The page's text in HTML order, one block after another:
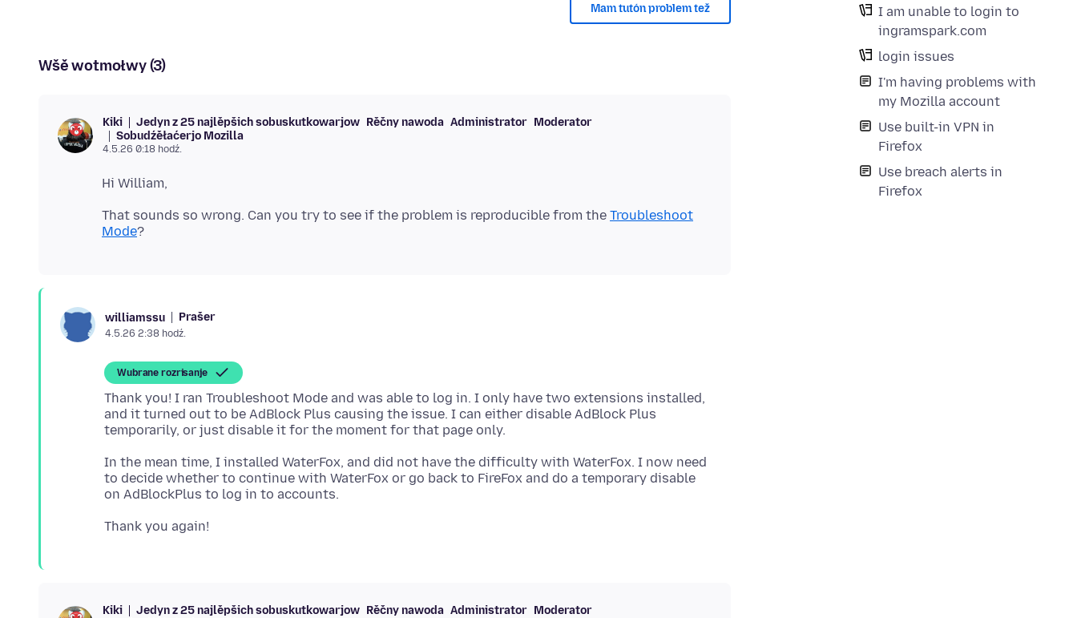
I am unable to login to
ingramspark.com
login issues
I'm having problems with
my Mozilla account
Use built-in VPN in
Firefox
Use breach alerts in
Firefox
Mam tutón problem tež
Wšě wotmołwy (3)
Kiki Jedyn z 25 najlěpšich sobuskutkowarjow Rěčny nawoda Administrator Moderator
Sobudźěłaćerjo Mozilla
4.5.26 0:18 hodź.
That sounds so wrong. Can you try to see if the problem is reproducible from the Troubleshoot
Mode
williamssu Prašer
4.5.26 2:38 hodź.
Wubrane rozrisanje
Thank you! I ran Troubleshoot Mode and was able to log in. I only have two extensions installed,
and it turned out to be AdBlock Plus causing the issue. I can either disable AdBlock Plus
In the mean time, I installed WaterFox, and did not have the difficulty with WaterFox. I now need
to decide whether to continue with WaterFox or go back to FireFox and do a temporary disable
Kiki Jedyn z 25 najlěpšich sobuskutkowarjow Rěčny nawoda Administrator Moderator